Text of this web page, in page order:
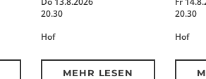
20.30
Hof
MEHR LESEN
20.30
Hof